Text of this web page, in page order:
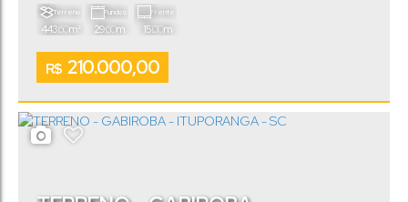
R$ 210.000,00
Terreno:
443.60m²
Fundos:
29.60m
Frente:
15.00m